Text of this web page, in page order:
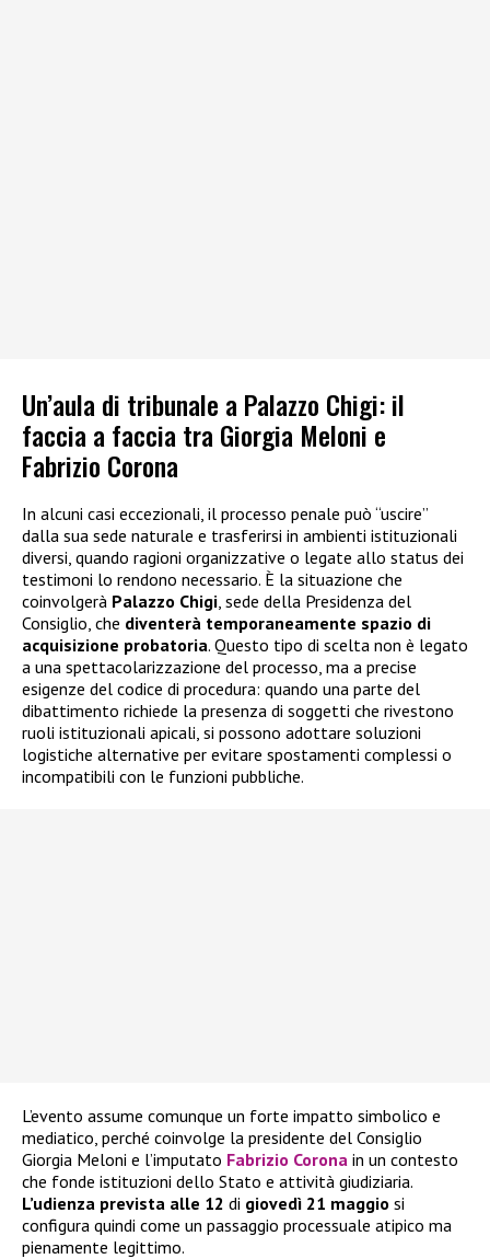
Un’aula di tribunale a Palazzo Chigi: il
faccia a faccia tra Giorgia Meloni e
Fabrizio Corona
In alcuni casi eccezionali, il processo penale può “uscire”
dalla sua sede naturale e trasferirsi in ambienti istituzionali
diversi, quando ragioni organizzative o legate allo status dei
testimoni lo rendono necessario. È la situazione che
coinvolgerà Palazzo Chigi , sede della Presidenza del
Consiglio, che diventerà temporaneamente spazio di
acquisizione probatoria. Questo tipo di scelta non è legato
a una spettacolarizzazione del processo, ma a precise
esigenze del codice di procedura: quando una parte del
dibattimento richiede la presenza di soggetti che rivestono
ruoli istituzionali apicali, si possono adottare soluzioni
logistiche alternative per evitare spostamenti complessi o
incompatibili con le funzioni pubbliche.
L’evento assume comunque un forte impatto simbolico e
mediatico, perché coinvolge la presidente del Consiglio
Giorgia Meloni e l’imputato Fabrizio Corona in un contesto
che fonde istituzioni dello Stato e attività giudiziaria.
L’udienza prevista alle 12 di giovedì 21 maggio si
configura quindi come un passaggio processuale atipico ma
pienamente legittimo.